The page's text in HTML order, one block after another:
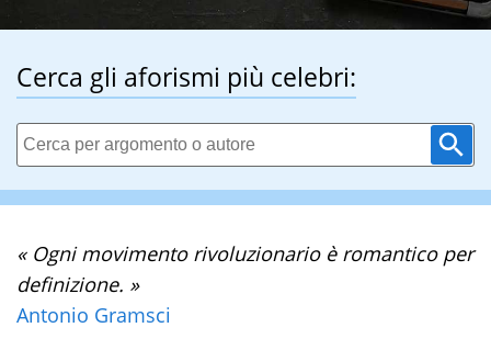
Cerca gli aforismi più celebri:
« Ogni movimento rivoluzionario è romantico per
definizione. »
Antonio Gramsci